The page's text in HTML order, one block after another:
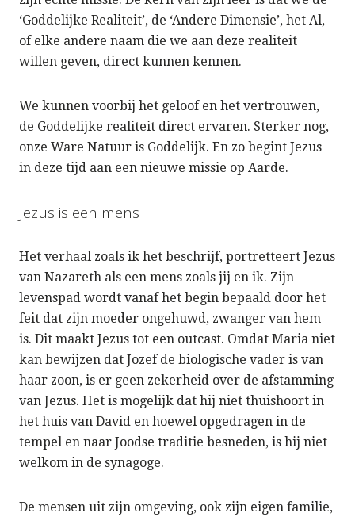
‘Goddelijke Realiteit’, de ‘Andere Dimensie’, het Al,
of elke andere naam die we aan deze realiteit
willen geven, direct kunnen kennen.
We kunnen voorbij het geloof en het vertrouwen,
de Goddelijke realiteit direct ervaren. Sterker nog,
onze Ware Natuur is Goddelijk. En zo begint Jezus
in deze tijd aan een nieuwe missie op Aarde.
Jezus is een mens
Het verhaal zoals ik het beschrijf, portretteert Jezus
van Nazareth als een mens zoals jij en ik. Zijn
levenspad wordt vanaf het begin bepaald door het
feit dat zijn moeder ongehuwd, zwanger van hem
is. Dit maakt Jezus tot een outcast. Omdat Maria niet
kan bewijzen dat Jozef de biologische vader is van
haar zoon, is er geen zekerheid over de afstamming
van Jezus. Het is mogelijk dat hij niet thuishoort in
het huis van David en hoewel opgedragen in de
tempel en naar Joodse traditie besneden, is hij niet
welkom in de synagoge.
De mensen uit zijn omgeving, ook zijn eigen familie,